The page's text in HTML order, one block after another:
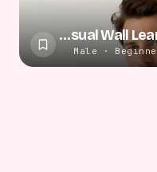
Casual Wall Lean
Male ·